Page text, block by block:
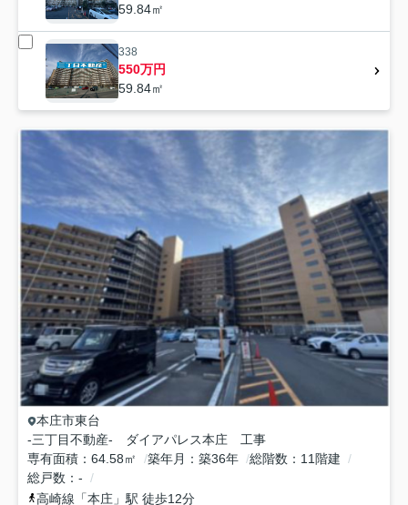
59.84㎡
338
550万円
59.84㎡
本庄市東台
-三丁目不動産- ダイアパレス本庄 工事
専有面積
64.58㎡ 築年月 築36年 総階数
11階建
総戸数
-
高崎線 「本庄 」駅 徒歩12分